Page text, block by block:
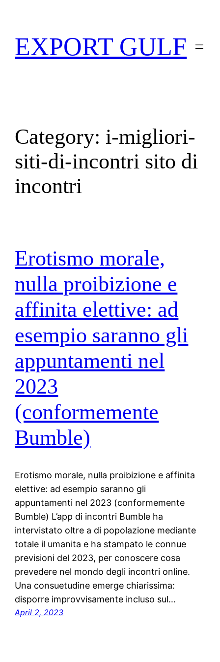
EXPORT GULF
Category: i-migliori-
siti-di-incontri sito di
incontri
Erotismo morale,
nulla proibizione e
affinita elettive: ad
esempio saranno gli
appuntamenti nel
2023
(conformemente
Bumble)
Erotismo morale, nulla proibizione e affinita
elettive: ad esempio saranno gli
appuntamenti nel 2023 (conformemente
Bumble) L’app di incontri Bumble ha
intervistato oltre a di popolazione mediante
totale il umanita e ha stampato le connue
previsioni del 2023, per conoscere cosa
prevedere nel mondo degli incontri online.
Una consuetudine emerge chiarissima:
disporre improvvisamente incluso sul…
April 2, 2023